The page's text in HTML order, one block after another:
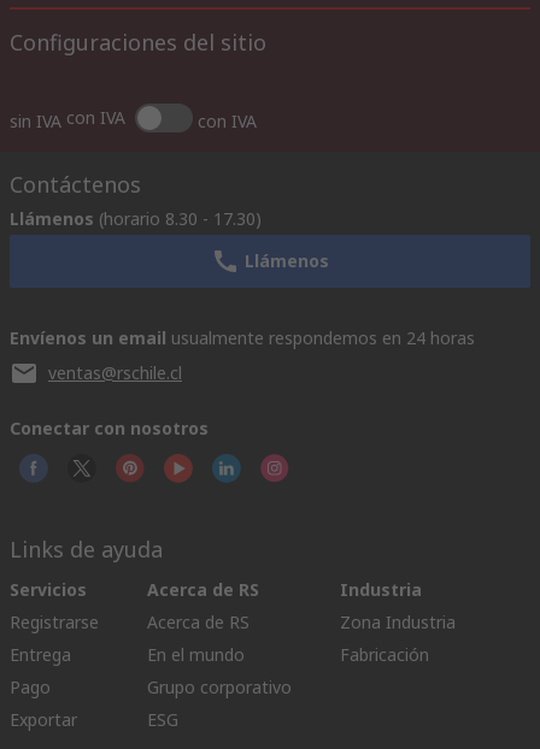
Configuraciones del sitio
sin IVA con IVA con IVA
Contáctenos
Llámenos (horario 8.30 - 17.30)
Llámenos
Envíenos un email usualmente respondemos en 24 horas
ventas@rschile.cl
Conectar con nosotros
Links de ayuda
Servicios
Registrarse
Entrega
Pago
Exportar
Acerca de RS
Acerca de RS
En el mundo
Grupo corporativo
ESG
Industria
Zona Industria
Fabricación